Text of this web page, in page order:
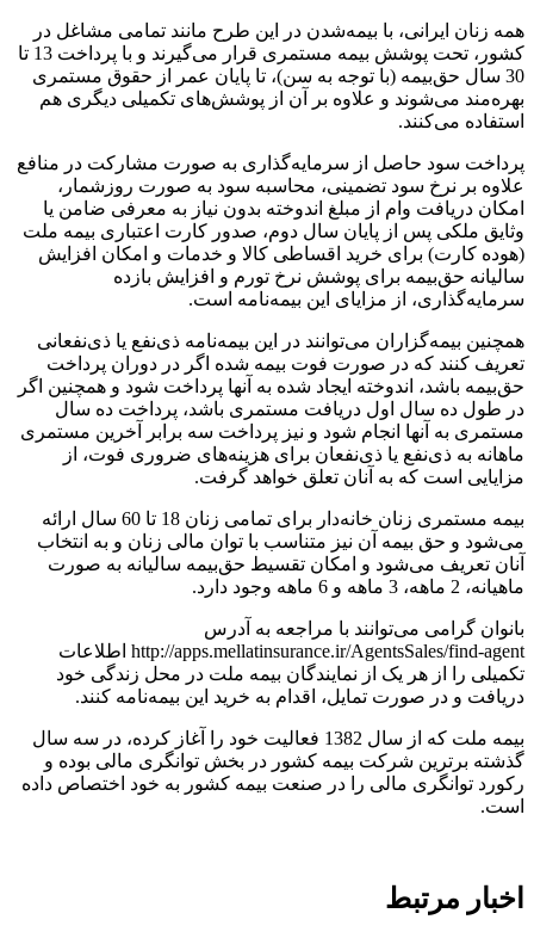
همه زنان ایرانی، با بیمه‌شدن در این طرح مانند تمامی مشاغل در
کشور، تحت پوشش بیمه مستمری قرار می‌گیرند و با پرداخت 13 تا
30 سال حق‌بیمه (با توجه به سن)، تا پایان عمر از حقوق مستمری
بهره‌مند می‌شوند و علاوه بر آن از پوشش‌های تکمیلی دیگری هم
استفاده می‌کنند.
پرداخت سود حاصل از سرمایه‌گذاری به صورت مشارکت در منافع
علاوه بر نرخ سود تضمینی، محاسبه سود به صورت روزشمار،
امکان دریافت وام از مبلغ اندوخته بدون نیاز به معرفی ضامن یا
وثایق ملکی پس از پایان سال دوم، صدور کارت اعتباری بیمه ملت
(هوده کارت) برای خرید اقساطی کالا و خدمات و امکان افزایش
سالیانه حق‌بیمه برای پوشش نرخ تورم و افزایش بازده
سرمایه‌گذاری، از مزایای این بیمه‌نامه است.
همچنین بیمه‌گزاران می‌توانند در این بیمه‌نامه ذی‌نفع یا ذی‌نفعانی
تعریف کنند که در صورت فوت بیمه شده اگر در دوران پرداخت
حق‌بیمه باشد، اندوخته ایجاد شده به آنها پرداخت شود و همچنین اگر
در طول ده سال اول دریافت مستمری باشد، پرداخت ده سال
مستمری به آنها انجام شود و نیز پرداخت سه برابر آخرین مستمری
ماهانه به ذی‌نفع یا ذی‌نفعان برای هزینه‌های ضروری فوت، از
مزایایی است که به آنان تعلق خواهد گرفت.
بیمه مستمری زنان خانه‌دار برای تمامی زنان 18 تا 60 سال ارائه
می‌شود و حق بیمه آن نیز متناسب با توان مالی زنان و به انتخاب
آنان تعریف می‌شود و امکان تقسیط حق‌بیمه سالیانه به صورت
ماهیانه، 2 ماهه، 3 ماهه و 6 ماهه وجود دارد.
بانوان گرامی می‌توانند با مراجعه به آدرس
http://apps.mellatinsurance.ir/AgentsSales/find-agent اطلاعات
تکمیلی را از هر یک از نمایندگان بیمه ملت در محل زندگی خود
دریافت و در صورت تمایل، اقدام به خرید این بیمه‌نامه کنند.
بیمه ملت که از سال 1382 فعالیت خود را آغاز کرده، در سه سال
گذشته برترین شرکت بیمه کشور در بخش توانگری مالی بوده و
رکورد توانگری مالی را در صنعت بیمه کشور به خود اختصاص داده
است.
اخبار مرتبط